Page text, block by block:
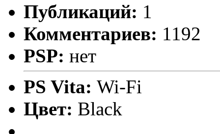
Публикаций: 1
Комментариев: 1192
PSP: нет
PS Vita: Wi-Fi
Цвет: Black